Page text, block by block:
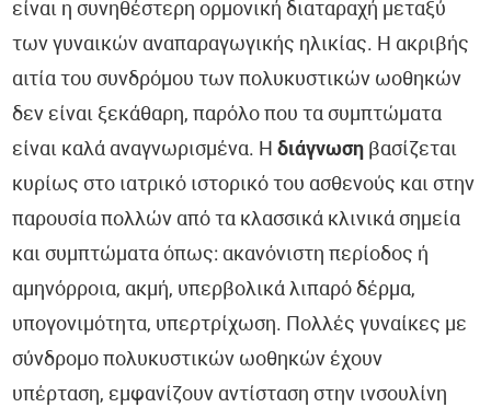
είναι η συνηθέστερη ορμονική διαταραχή μεταξύ
των γυναικών αναπαραγωγικής ηλικίας. Η ακριβής
αιτία του συνδρόμου των πολυκυστικών ωοθηκών
δεν είναι ξεκάθαρη, παρόλο που τα συμπτώματα
είναι καλά αναγνωρισμένα. Ηδιάγνωση βασίζεται
κυρίως στο ιατρικό ιστορικό του ασθενούς και στην
παρουσία πολλών από τα κλασσικά κλινικά σημεία
και συμπτώματα όπως: ακανόνιστη περίοδος ή
αμηνόρροια, ακμή, υπερβολικά λιπαρό δέρμα,
υπογονιμότητα, υπερτρίχωση. Πολλές γυναίκες με
σύνδρομο πολυκυστικών ωοθηκών έχουν
υπέρταση, εμφανίζουν αντίσταση στην ινσουλίνη